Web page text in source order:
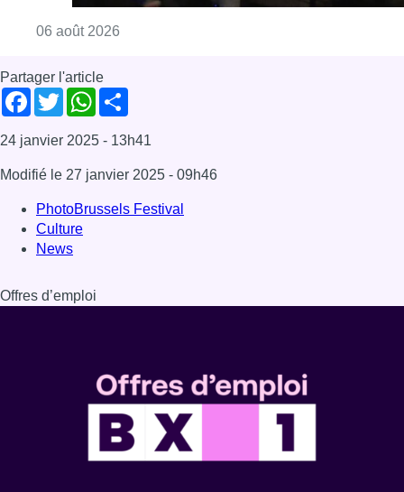
06 août 2026
Partager l'article
Facebook
TwitterWhatsApp
24 janvier 2025 - 13h41
Modifié le 27 janvier 2025 - 09h46
PhotoBrussels Festival
Culture
News
Offres d’emploi